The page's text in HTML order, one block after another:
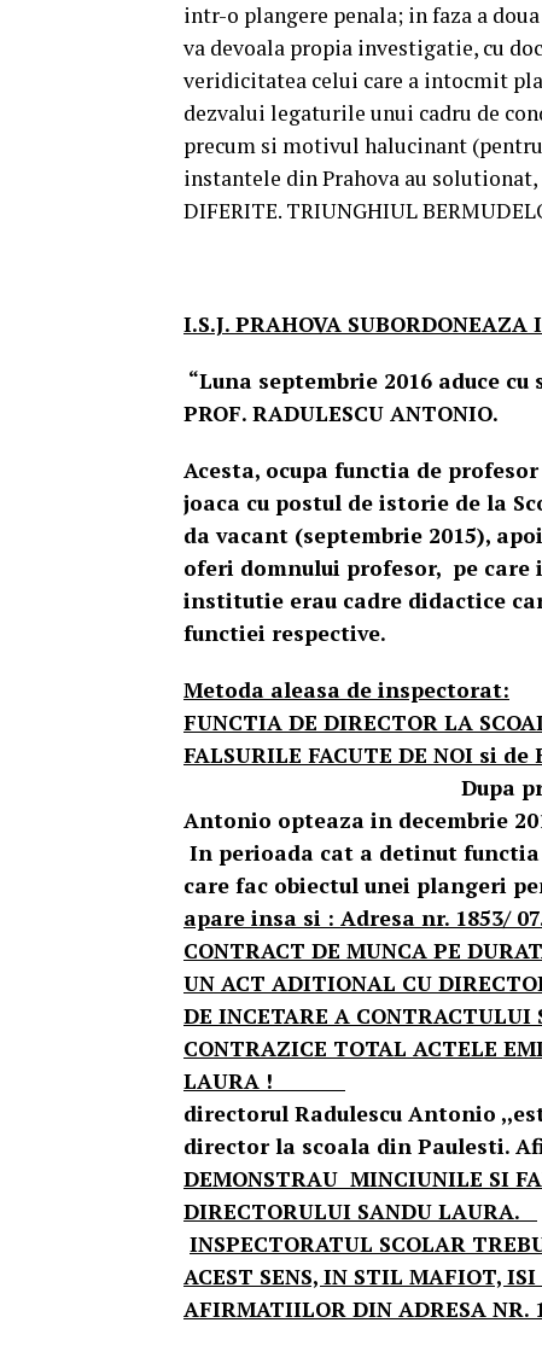
intr-o plangere penala; in faza a
va devoala propia investigatie, cu
veridicitatea celui care a intocmit
dezvalui legaturile unui cadru de
precum si motivul halucinant
instantele din Prahova au
DIFERITE. TRIUNGHIUL
I.S.J. PRAHOVA
“Luna septembrie 2016 aduce cu
PROF.
Acesta, ocupa functia de
joaca cu postul de istorie de la
da vacant (septembrie 2015),
oferi domnului profesor, pe
institutie erau cadre didactice
functiei respective.
Metoda aleasa de inspectorat:
FUNCTIA DE DIRECTOR LA
FALSURILE FACUTE DE NOI si
Dupa promovarea
Antonio opteaza in
In perioada cat a detinut
care fac obiectul
apare insa si : Adresa nr. 1853/
CONTRACT DE MUNCA PE
UN ACT ADITIONAL CU
DE INCETARE A CONTRACTULUI
CONTRAZICE TOTAL ACTELE
LAURA !
Dupa
directorul Radulescu Antonio
director la scoala din Paulesti.
DEMONSTRAU MINCIUNILE SI
DIRECTORULUI SANDU LAURA.
INSPECTORATUL SCOLAR
ACEST SENS, IN STIL MAFIOT,
AFIRMATIILOR DIN ADRESA NR.